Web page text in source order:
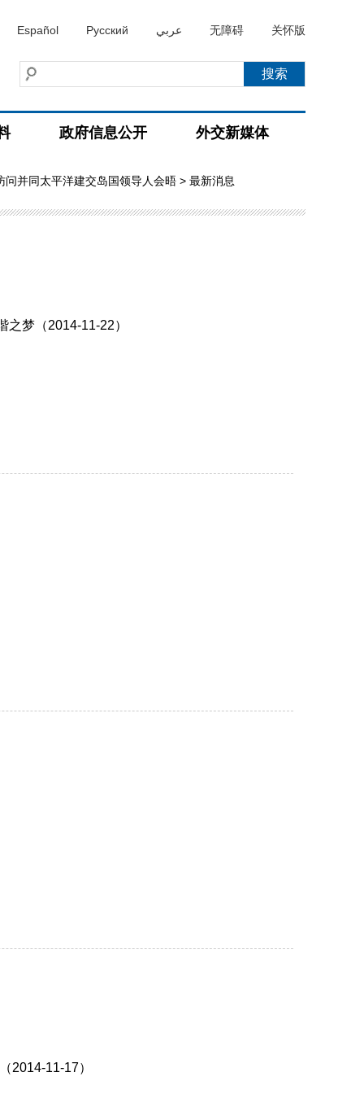
Español Русский عربي 无障碍 关怀版
政府信息公开 外交新媒体
并同太平洋建交岛国领导人会晤 > 最新消息
梦（2014-11-22）
2014-11-17）